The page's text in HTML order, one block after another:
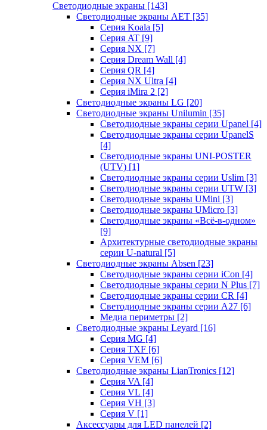
Светодиодные экраны [143]
Светодиодные экраны AET [35]
Cерия Koala [5]
Серия AT [9]
Серия NX [7]
Серия Dream Wall [4]
Серия QR [4]
Серия NX Ultra [4]
Серия iMira 2 [2]
Светодиодные экраны LG [20]
Светодиодные экраны Unilumin [35]
Светодиодные экраны серии Upanel [4]
Светодиодные экраны серии UpanelS
[4]
Светодиодные экраны UNI-POSTER
(UTV) [1]
Светодиодные экраны серии Uslim [3]
Светодиодные экраны серии UTW [3]
Светодиодные экраны UMini [3]
Светодиодные экраны UMicro [3]
Светодиодные экраны «Всё-в-одном»
[9]
Архитектурные светодиодные экраны
серии U-natural [5]
Светодиодные экраны Absen [23]
Светодиодные экраны серии iCon [4]
Светодиодные экраны серии N Plus [7]
Светодиодные экраны серии CR [4]
Светодиодные экраны серии А27 [6]
Медиа периметры [2]
Светодиодные экраны Leyard [16]
Серия MG [4]
Серия TXF [6]
Серия VEM [6]
Светодиодные экраны LianTronics [12]
Серия VA [4]
Серия VL [4]
Серия VH [3]
Серия V [1]
Аксессуары для LED панелей [2]